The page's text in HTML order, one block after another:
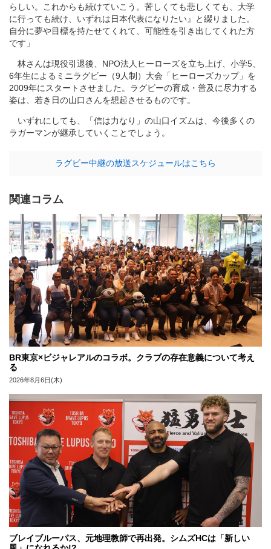
らしい。これからも続けていこう。苦しくても悲しくても、大学
に行っても続け、いずれは日本代表になりたい』と綴りました。
自分に夢や目標を持たせてくれて、可能性を引き出してくれた方
です」
林さんは現役引退後、NPO法人ヒーローズを立ち上げ、小学5、
6年生によるミニラグビー（9人制）大会「ヒーローズカップ」を
2009年にスタートさせました。ラグビーの育成・普及に尽力する
姿は、若き日の山口さんを想起させるものです。
いずれにしても、「信は力なり」の山口イズムは、今後多くの
ラガーマンが継承していくことでしょう。
ラグビー中継の放送スケジュールはこちら
関連コラム
BR東京×ビジャレアルのコラボ。クラブの存在意義について考え
る
2026年8月6日(木)
ブレイブルーパス、元地理教師で再出発。シムズHCは「新しい